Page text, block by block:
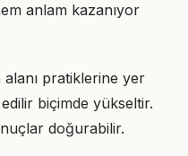
anlam kazanıyor
pratiklerine yer
biçimde yükseltir.
doğurabilir.